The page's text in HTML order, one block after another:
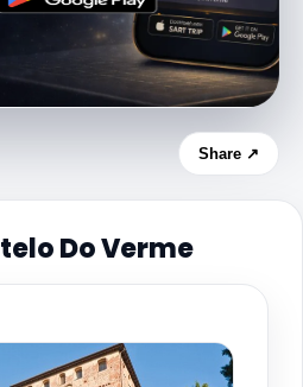
Share ↗
Do Verme